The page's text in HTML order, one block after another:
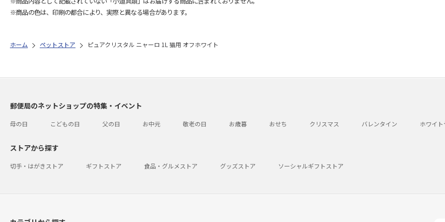
※商品の色は、印刷の都合により、実際と異なる場合があります。
ホーム ペットストア ピュアクリスタル ニャーロ 1L 猫用 オフホワイト
郵便局のネットショップの特集・イベント
母の日 こどもの日 父の日 お中元 敬老の日 お歳暮 おせち クリスマス バレンタイン ホワイ
ストアから探す
切手・はがきストア ギフトストア 食品・グルメストア グッズストア ソーシャルギフトストア